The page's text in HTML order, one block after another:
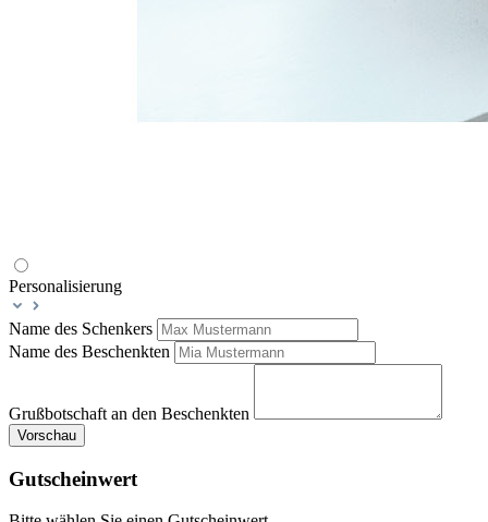
Personalisierung
Name des Schenkers
Name des Beschenkten
Grußbotschaft an den Beschenkten
Vorschau
Gutscheinwert